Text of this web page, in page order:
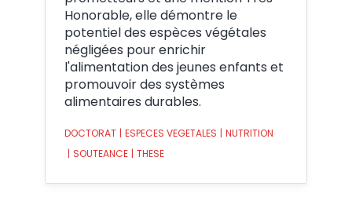
Honorable, elle démontre le
potentiel des espèces végétales
négligées pour enrichir
l'alimentation des jeunes enfants et
promouvoir des systèmes
alimentaires durables.
DOCTORAT | ESPECES VEGETALES | NUTRITION
| SOUTEANCE | THESE